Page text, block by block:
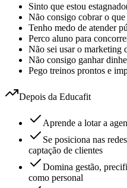
Sinto que estou
Não consigo cobrar o
Tenho medo de atender
Perco aluno para
Não sei usar o marketing
Não consigo ganhar
Pego treinos prontos e
Depois da Educafit
Aprende a lotar a
Se posiciona nas
captação de clientes
Domina gestão,
como personal